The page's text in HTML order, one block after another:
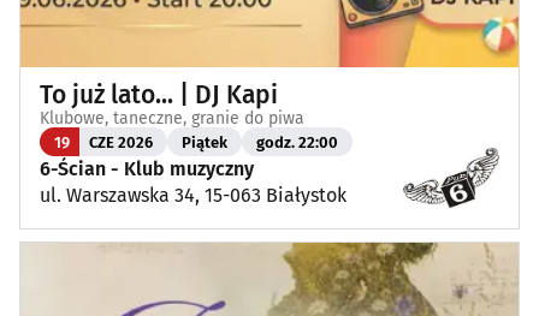
To już lato... | DJ Kapi
Klubowe, taneczne, granie do piwa
19 CZE 2026 Piątek godz. 22:00
6-Ścian - Klub muzyczny
ul. Warszawska 34, 15-063 Białystok